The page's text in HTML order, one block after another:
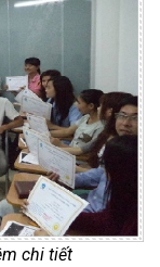
chi tiết